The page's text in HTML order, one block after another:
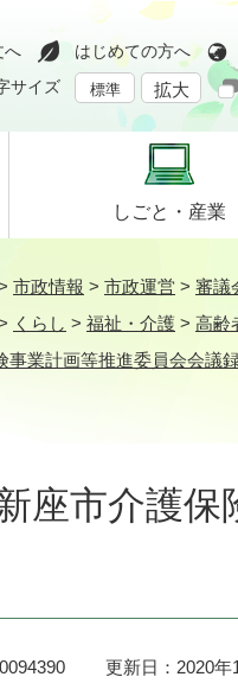
へ はじめての方へ
サイズ
標準 拡大
しごと・ 産業
市政情報 > 市政運営 > 審議
くらし > 福祉・介護 > 高齢
事業計画等推進委員会会議
座市介護保
更新日：2020年